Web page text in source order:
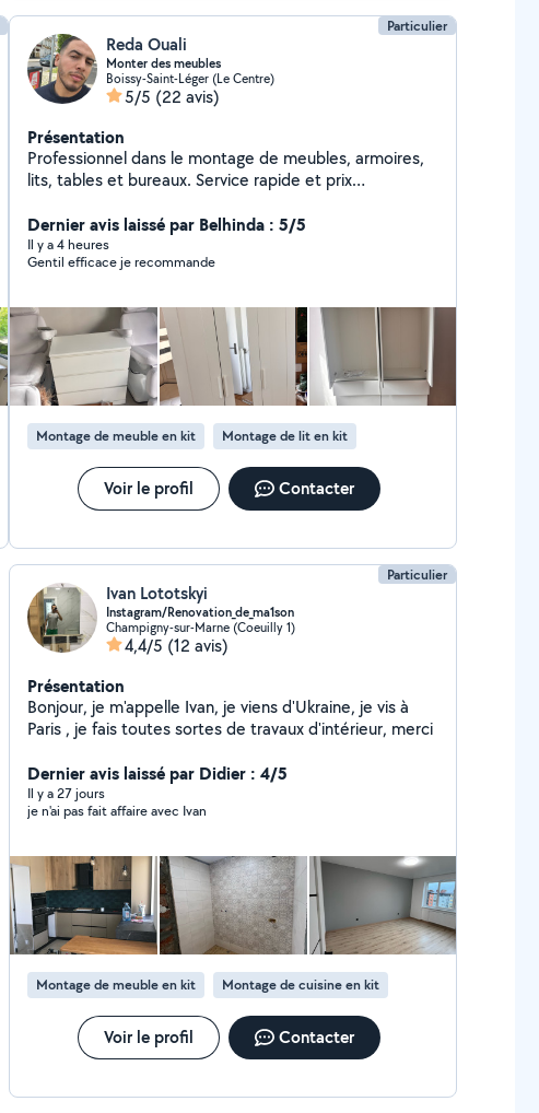
Particulier
Reda Ouali
Monter des meubles
Boissy-Saint-Léger (Le Centre)
5/5 (22 avis)
Présentation
Professionnel dans le montage de meubles, armoires,
lits, tables et bureaux. Service rapide et prix
Dernier avis laissé par Belhinda : 5/5
Il y a 4 heures
Gentil efficace je recommande
Montage de meuble en kit Montage de lit en kit
Voir le profil Contacter
Particulier
Ivan Lototskyi
Instagram/Renovation_de_ma1son
Champigny-sur-Marne (Coeuilly 1)
4,4/5 (12 avis)
Présentation
Bonjour, je m'appelle Ivan, je viens d'Ukraine, je vis à
Paris , je fais toutes sortes de travaux d'intérieur, merci
Dernier avis laissé par Didier : 4/5
Il y a 27 jours
je n'ai pas fait affaire avec Ivan
Montage de meuble en kit Montage de cuisine en kit
Voir le profil Contacter